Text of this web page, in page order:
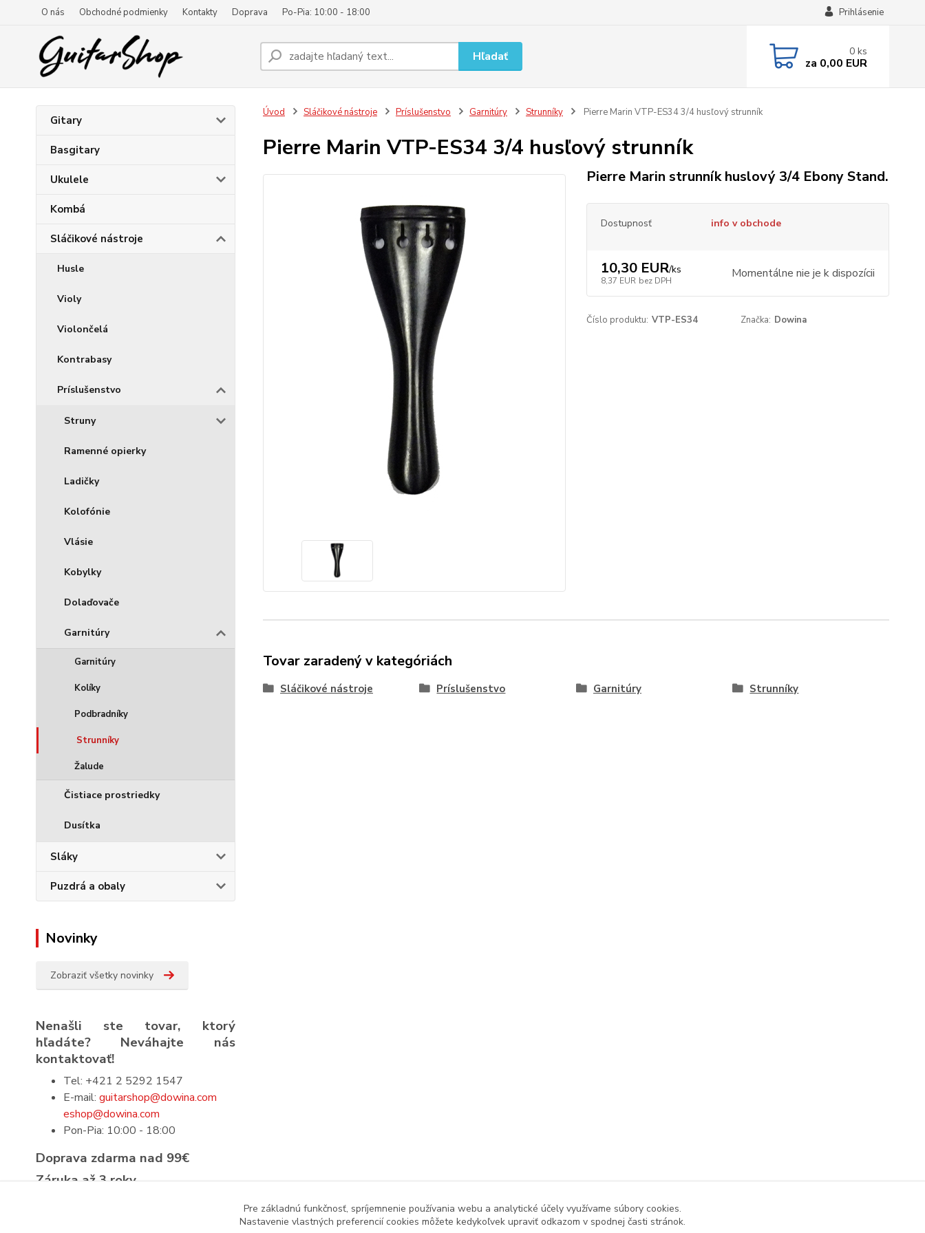
O nás Obchodné podmienky Kontakty Doprava Po-Pia: 10:00 - 18:00 Prihlásenie
Hľadať 0 ks
za 0,00 EUR
Gitary
Basgitary
Ukulele
Kombá
Sláčikové nástroje
Husle
Violy
Violončelá
Kontrabasy
Príslušenstvo
Struny
Ramenné opierky
Ladičky
Kolofónie
Vlásie
Kobylky
Dolaďovače
Garnitúry
Garnitúry
Kolíky
Podbradníky
Strunníky
Žalude
Čistiace prostriedky
Dusítka
Sláky
Puzdrá a obaly
Novinky
Zobraziť všetky novinky
Nenašli ste tovar, ktorý
hľadáte? Neváhajte nás
kontaktovať!
Tel: +421 2 5292 1547
E-mail: guitarshop@dowina.com
eshop@dowina.com
Pon-Pia: 10:00 - 18:00
Doprava zdarma nad 99€
Záruka až 3 roky
Úvod Sláčikové nástroje Príslušenstvo Garnitúry Strunníky Pierre Marin VTP-ES34 3/4 husľový strunník
Pierre Marin VTP-ES34 3/4 husľový strunník
Pierre Marin strunník huslový 3/4 Ebony Stand.
Dostupnosť info v obchode
10,30 EUR/ks
8,37 EUR bez DPH Momentálne nie je k dispozícii
Číslo produktu: VTP-ES34 Značka: Dowina
Tovar zaradený v kategóriách
Sláčikové nástroje Príslušenstvo Garnitúry Strunníky
Pre základnú funkčnosť, spríjemnenie používania webu a analytické účely využívame súbory cookies.
Nastavenie vlastných preferencií cookies môžete kedykoľvek upraviť odkazom v spodnej časti stránok.